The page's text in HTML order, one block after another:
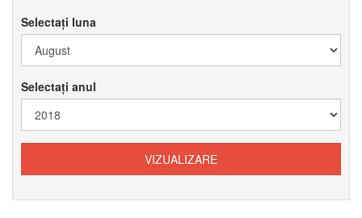
Selectați luna
Selectați anul